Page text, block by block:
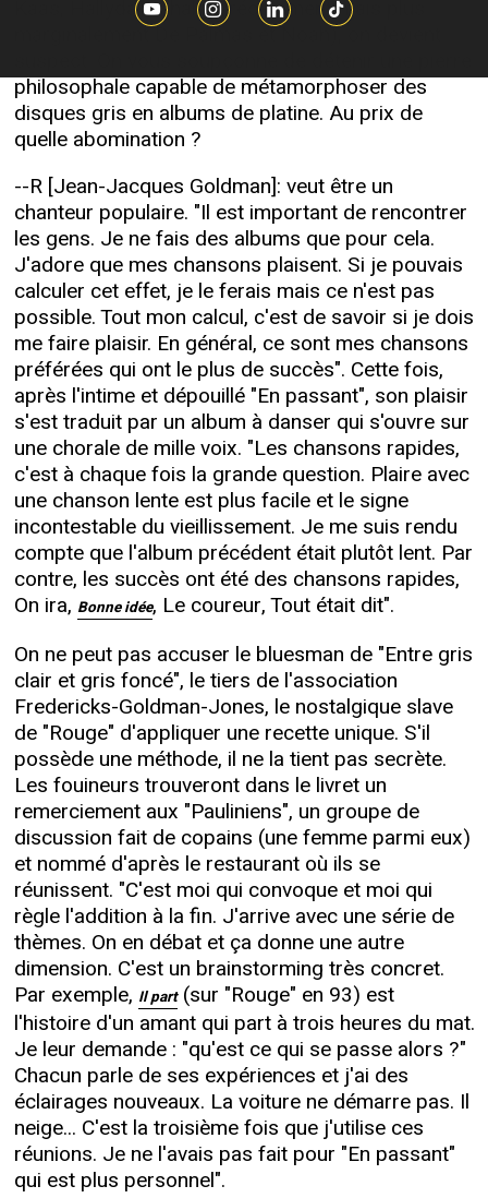
Kaas, Hallyday, Khaled, récemment mais plus
marginalement De Palmas et Noah), on devient
philosophale capable de métamorphoser des
disques gris en albums de platine. Au prix de
quelle abomination ?
--R [Jean-Jacques Goldman]: veut être un
chanteur populaire. "Il est important de rencontrer
les gens. Je ne fais des albums que pour cela.
J'adore que mes chansons plaisent. Si je pouvais
calculer cet effet, je le ferais mais ce n'est pas
possible. Tout mon calcul, c'est de savoir si je dois
me faire plaisir. En général, ce sont mes chansons
préférées qui ont le plus de succès". Cette fois,
après l'intime et dépouillé "En passant", son plaisir
s'est traduit par un album à danser qui s'ouvre sur
une chorale de mille voix. "Les chansons rapides,
c'est à chaque fois la grande question. Plaire avec
une chanson lente est plus facile et le signe
incontestable du vieillissement. Je me suis rendu
compte que l'album précédent était plutôt lent. Par
contre, les succès ont été des chansons rapides,
On ira, Bonne idée, Le coureur, Tout était dit".
On ne peut pas accuser le bluesman de "Entre gris
clair et gris foncé", le tiers de l'association
Fredericks-Goldman-Jones, le nostalgique slave
de "Rouge" d'appliquer une recette unique. S'il
possède une méthode, il ne la tient pas secrète.
Les fouineurs trouveront dans le livret un
remerciement aux "Pauliniens", un groupe de
discussion fait de copains (une femme parmi eux)
et nommé d'après le restaurant où ils se
réunissent. "C'est moi qui convoque et moi qui
règle l'addition à la fin. J'arrive avec une série de
thèmes. On en débat et ça donne une autre
dimension. C'est un brainstorming très concret.
Par exemple, Il part(sur "Rouge" en 93) est
l'histoire d'un amant qui part à trois heures du mat.
Je leur demande : "qu'est ce qui se passe alors ?"
Chacun parle de ses expériences et j'ai des
éclairages nouveaux. La voiture ne démarre pas. Il
neige... C'est la troisième fois que j'utilise ces
réunions. Je ne l'avais pas fait pour "En passant"
qui est plus personnel".